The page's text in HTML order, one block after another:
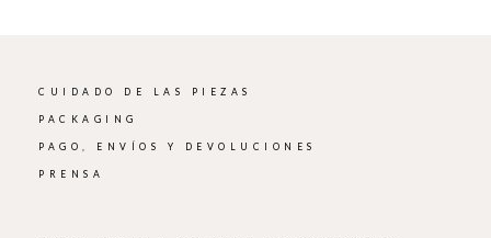
CUIDADO DE LAS PIEZAS
PACKAGING
PAGO, ENVÍOS Y DEVOLUCIONES
PRENSA